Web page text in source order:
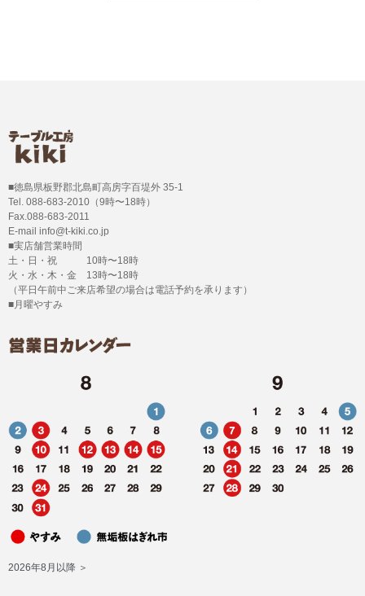
■徳島県板野郡北島町高房字百堤外 35-1
Tel. 088-683-2010（9時〜18時）
Fax.088-683-2011
E-mail info@t-kiki.co.jp
■実店舗営業時間
土・日・祝 10時〜18時
火・水・木・金 13時〜18時
（平日午前中ご来店希望の場合は電話予約を承ります）
■月曜やすみ
2026年8月以降 ＞